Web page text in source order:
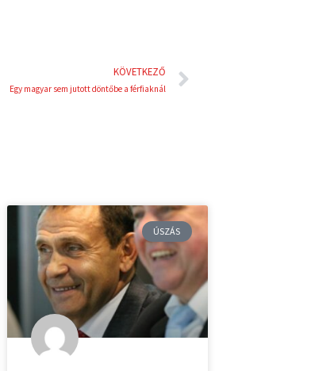
KÖVETKEZŐ
Egy magyar sem jutott döntőbe a férfiaknál
ÚSZÁS